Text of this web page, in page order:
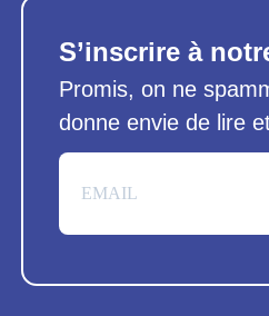
S’inscrire à
Promis, on ne
donne envie de lire